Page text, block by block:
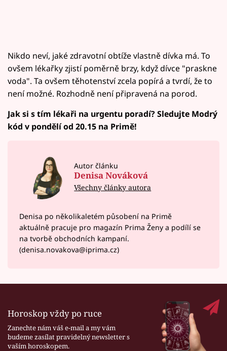
Sledujte nás
Nikdo neví, jaké zdravotní obtíže vlastně dívka má. To
ovšem lékařky zjistí poměrně brzy, když dívce "praskne
voda". Ta ovšem těhotenství zcela popírá a tvrdí, že to
není možné. Rozhodně není připravená na porod.
Jak si s tím lékaři na urgentu poradí? Sledujte Modrý
kód v pondělí od 20.15 na Primě!
Autor článku
Denisa Nováková
Všechny články autora
Denisa po několikaletém působení na Primě
aktuálně pracuje pro magazín Prima Ženy a podílí se
na tvorbě obchodních kampaní.
(denisa.novakova@iprima.cz)
Horoskop vždy po ruce
Zanechte nám váš e-mail a my vám
budeme zasílat pravidelný newsletter s
vaším horoskopem.